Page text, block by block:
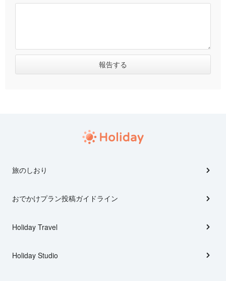
旅のしおり
おでかけプラン投稿ガイドライン
Holiday Travel
Holiday Studio